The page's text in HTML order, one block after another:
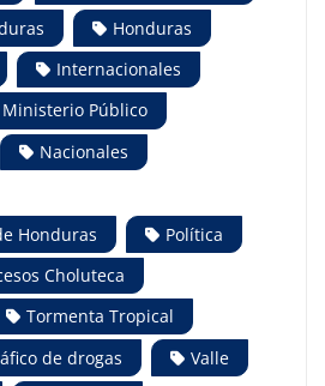
Honduras
Internacionales
Ministerio Público
Nacionales
Honduras
Política
Choluteca
Tormenta Tropical
de drogas
Valle